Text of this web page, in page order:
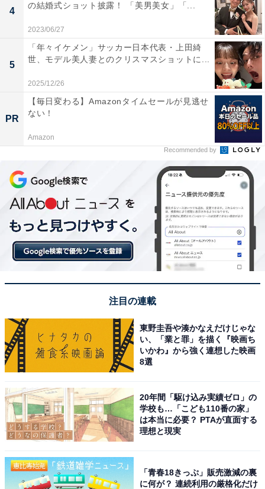
4
の結婚式ショット披露！ 「美男美女」「...
2023/06/27
5
「年々イケメン」サッカー日本代表・上田綺
世、モデル美人妻とのクリスマスショットに...
2025/12/26
PR
【毎日変わる】Amazonタイムセールが見逃せ
ない！
Amazon
Recommended by
注目の連載
東野圭吾や湊かなえだけじゃな
い、「業と罪」を描く『映画ち
いかわ』から強く連想した映画
8選
20年間「駆け込み実績ゼロ」の
学校も…「こども110番の家」
は本当に必要？ PTAが直面する
理想と現実
「青春18きっぷ」販売激減の裏
に何が？ 連続利用の厳格化だけ